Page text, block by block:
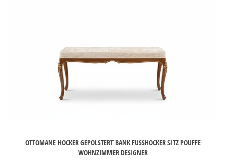
OTTOMANE HOCKER GEPOLSTERT BANK FUSSHOCKER SITZ POUFFE W
OHNZIMMER DESIGNER